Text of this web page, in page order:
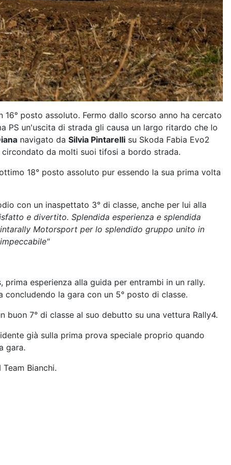
posto assoluto. Fermo dallo scorso anno ha cercato
PS un'uscita di strada gli causa un largo ritardo che lo
navigato da Silvia Pintarelli su Skoda Fabia Evo2
da molti suoi tifosi a bordo strada.
18° posto assoluto pur essendo la sua prima volta
con un inaspettato 3° di classe, anche per lui alla
e divertito. Splendida esperienza e splendida
Motorsport per lo splendido gruppo unito in
prima esperienza alla guida per entrambi in un rally.
la gara con un 5° posto di classe.
7° di classe al suo debutto su una vettura Rally4.
già sulla prima prova speciale proprio quando
gara.
Bianchi.